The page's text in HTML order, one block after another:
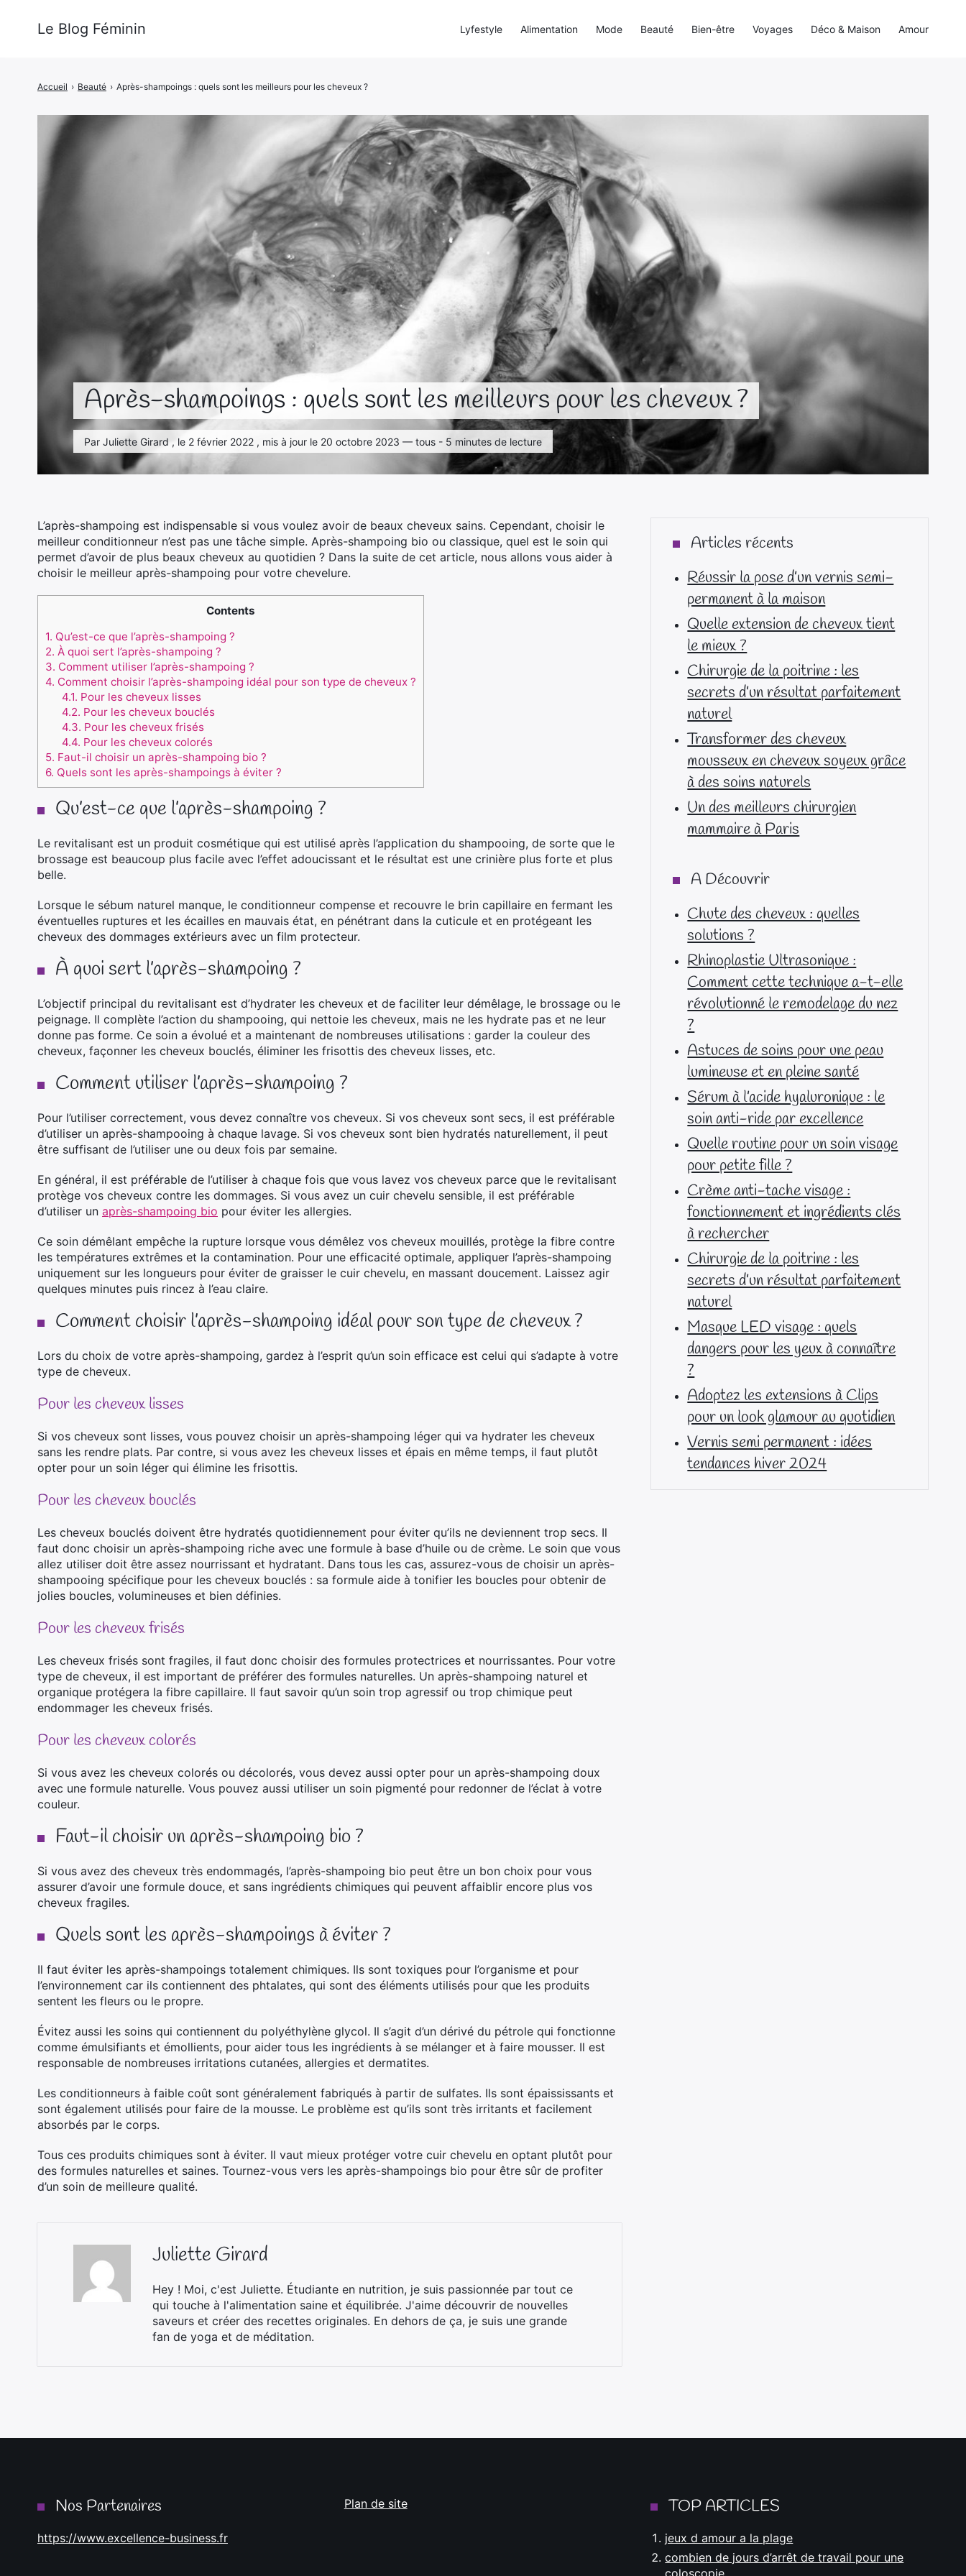
Après-shampoings : quels sont les meilleurs pour les cheveux ?
Par Juliette Girard , le 2 février 2022 , mis à jour le 20 octobre 2023 — tous - 5 minutes de lecture
Accueil › Beauté › Après-shampoings : quels sont les meilleurs pour les cheveux ?
L’après-shampoing est indispensable si vous voulez avoir de beaux cheveux sains. Cependant, choisir le
meilleur conditionneur n’est pas une tâche simple. Après-shampoing bio ou classique, quel est le soin qui
permet d’avoir de plus beaux cheveux au quotidien ? Dans la suite de cet article, nous allons vous aider à
choisir le meilleur après-shampoing pour votre chevelure.
Contents
1. Qu’est-ce que l’après-shampoing ?
2. À quoi sert l’après-shampoing ?
3. Comment utiliser l’après-shampoing ?
4. Comment choisir l’après-shampoing idéal pour son type de cheveux ?
4.1. Pour les cheveux lisses
4.2. Pour les cheveux bouclés
4.3. Pour les cheveux frisés
4.4. Pour les cheveux colorés
5. Faut-il choisir un après-shampoing bio ?
6. Quels sont les après-shampoings à éviter ?
Qu’est-ce que l’après-shampoing ?
Le revitalisant est un produit cosmétique qui est utilisé après l’application du shampooing, de sorte que le
brossage est beaucoup plus facile avec l’effet adoucissant et le résultat est une crinière plus forte et plus
belle.
Lorsque le sébum naturel manque, le conditionneur compense et recouvre le brin capillaire en fermant les
éventuelles ruptures et les écailles en mauvais état, en pénétrant dans la cuticule et en protégeant les
cheveux des dommages extérieurs avec un film protecteur.
À quoi sert l’après-shampoing ?
L’objectif principal du revitalisant est d’hydrater les cheveux et de faciliter leur démêlage, le brossage ou le
peignage. Il complète l’action du shampooing, qui nettoie les cheveux, mais ne les hydrate pas et ne leur
donne pas forme. Ce soin a évolué et a maintenant de nombreuses utilisations : garder la couleur des
cheveux, façonner les cheveux bouclés, éliminer les frisottis des cheveux lisses, etc.
Comment utiliser l’après-shampoing ?
Pour l’utiliser correctement, vous devez connaître vos cheveux. Si vos cheveux sont secs, il est préférable
d’utiliser un après-shampooing à chaque lavage. Si vos cheveux sont bien hydratés naturellement, il peut
être suffisant de l’utiliser une ou deux fois par semaine.
En général, il est préférable de l’utiliser à chaque fois que vous lavez vos cheveux parce que le revitalisant
protège vos cheveux contre les dommages. Si vous avez un cuir chevelu sensible, il est préférable
d’utiliser un après-shampoing bio pour éviter les allergies.
Ce soin démêlant empêche la rupture lorsque vous démêlez vos cheveux mouillés, protège la fibre contre
les températures extrêmes et la contamination. Pour une efficacité optimale, appliquer l’après-shampoing
uniquement sur les longueurs pour éviter de graisser le cuir chevelu, en massant doucement. Laissez agir
quelques minutes puis rincez à l’eau claire.
Comment choisir l’après-shampoing idéal pour son type de cheveux ?
Lors du choix de votre après-shampoing, gardez à l’esprit qu’un soin efficace est celui qui s’adapte à votre
type de cheveux.
Pour les cheveux lisses
Si vos cheveux sont lisses, vous pouvez choisir un après-shampoing léger qui va hydrater les cheveux
sans les rendre plats. Par contre, si vous avez les cheveux lisses et épais en même temps, il faut plutôt
opter pour un soin léger qui élimine les frisottis.
Pour les cheveux bouclés
Les cheveux bouclés doivent être hydratés quotidiennement pour éviter qu’ils ne deviennent trop secs. Il
faut donc choisir un après-shampoing riche avec une formule à base d’huile ou de crème. Le soin que vous
allez utiliser doit être assez nourrissant et hydratant. Dans tous les cas, assurez-vous de choisir un après-
shampooing spécifique pour les cheveux bouclés : sa formule aide à tonifier les boucles pour obtenir de
jolies boucles, volumineuses et bien définies.
Pour les cheveux frisés
Les cheveux frisés sont fragiles, il faut donc choisir des formules protectrices et nourrissantes. Pour votre
type de cheveux, il est important de préférer des formules naturelles. Un après-shampoing naturel et
organique protégera la fibre capillaire. Il faut savoir qu’un soin trop agressif ou trop chimique peut
endommager les cheveux frisés.
Pour les cheveux colorés
Si vous avez les cheveux colorés ou décolorés, vous devez aussi opter pour un après-shampoing doux
avec une formule naturelle. Vous pouvez aussi utiliser un soin pigmenté pour redonner de l’éclat à votre
couleur.
Faut-il choisir un après-shampoing bio ?
Si vous avez des cheveux très endommagés, l’après-shampoing bio peut être un bon choix pour vous
assurer d’avoir une formule douce, et sans ingrédients chimiques qui peuvent affaiblir encore plus vos
cheveux fragiles.
Quels sont les après-shampoings à éviter ?
Il faut éviter les après-shampoings totalement chimiques. Ils sont toxiques pour l’organisme et pour
l’environnement car ils contiennent des phtalates, qui sont des éléments utilisés pour que les produits
sentent les fleurs ou le propre.
Évitez aussi les soins qui contiennent du polyéthylène glycol. Il s’agit d’un dérivé du pétrole qui fonctionne
comme émulsifiants et émollients, pour aider tous les ingrédients à se mélanger et à faire mousser. Il est
responsable de nombreuses irritations cutanées, allergies et dermatites.
Les conditionneurs à faible coût sont généralement fabriqués à partir de sulfates. Ils sont épaississants et
sont également utilisés pour faire de la mousse. Le problème est qu’ils sont très irritants et facilement
absorbés par le corps.
Tous ces produits chimiques sont à éviter. Il vaut mieux protéger votre cuir chevelu en optant plutôt pour
des formules naturelles et saines. Tournez-vous vers les après-shampoings bio pour être sûr de profiter
d’un soin de meilleure qualité.
Juliette Girard
Hey ! Moi, c'est Juliette. Étudiante en nutrition, je suis passionnée par tout ce
qui touche à l'alimentation saine et équilibrée. J'aime découvrir de nouvelles
saveurs et créer des recettes originales. En dehors de ça, je suis une grande
fan de yoga et de méditation.
Articles récents
Réussir la pose d’un vernis semi-
permanent à la maison
Quelle extension de cheveux tient
le mieux ?
Chirurgie de la poitrine : les
secrets d’un résultat parfaitement
naturel
Transformer des cheveux
mousseux en cheveux soyeux grâce
à des soins naturels
Un des meilleurs chirurgien
mammaire à Paris
A Découvrir
Chute des cheveux : quelles
solutions ?
Rhinoplastie Ultrasonique :
Comment cette technique a-t-elle
révolutionné le remodelage du nez
?
Astuces de soins pour une peau
lumineuse et en pleine santé
Sérum à l’acide hyaluronique : le
soin anti-ride par excellence
Quelle routine pour un soin visage
pour petite fille ?
Crème anti-tache visage :
fonctionnement et ingrédients clés
à rechercher
Chirurgie de la poitrine : les
secrets d’un résultat parfaitement
naturel
Masque LED visage : quels
dangers pour les yeux à connaître
?
Adoptez les extensions à Clips
pour un look glamour au quotidien
Vernis semi permanent : idées
tendances hiver 2024
Le Blog Féminin Lyfestyle Alimentation Mode Beauté Bien-être Voyages Déco & Maison Amour
Nos Partenaires
https://www.excellence-business.fr
Plan de site TOP ARTICLES
jeux d amour a la plage
combien de jours d’arrêt de travail pour une